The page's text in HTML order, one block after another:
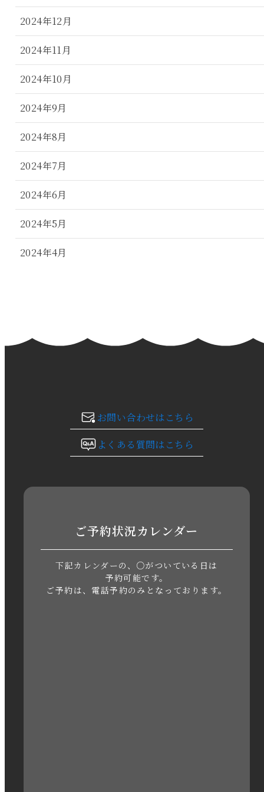
2024年12月
2024年11月
2024年10月
2024年9月
2024年8月
2024年7月
2024年6月
2024年5月
2024年4月
2024年1月
2023年10月
2023年8月
2023年5月
お問い合わせはこちら
よくある質問はこちら
ご予約状況カレンダー
下記カレンダーの、○がついている日は
予約可能です。
ご予約は、電話予約のみとなっております。